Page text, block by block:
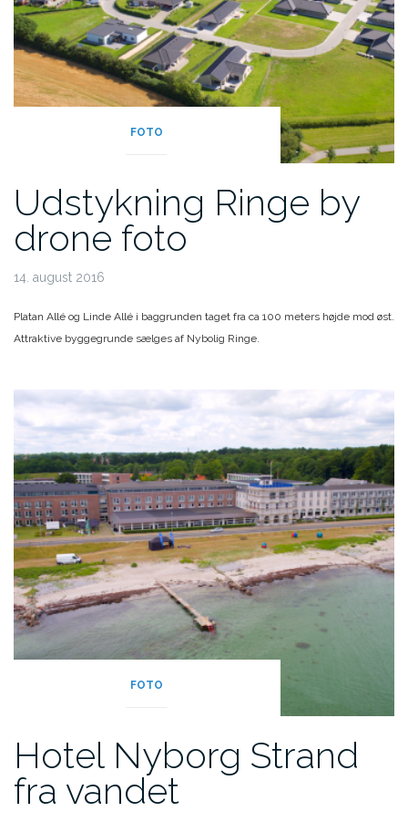
FOTO
Udstykning Ringe by
drone foto
14. august 2016
Platan Allé og Linde Allé i baggrunden taget fra ca 100 meters højde mod øst.
Attraktive byggegrunde sælges af Nybolig Ringe.
FOTO
Hotel Nyborg Strand
fra vandet